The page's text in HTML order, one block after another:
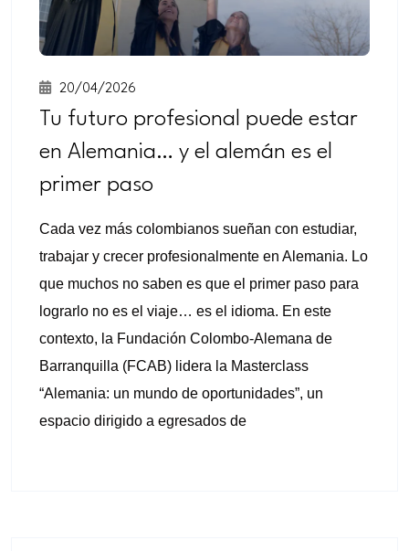
20/04/2026
Tu futuro profesional puede estar
en Alemania… y el alemán es el
primer paso
Cada vez más colombianos sueñan con estudiar,
trabajar y crecer profesionalmente en Alemania. Lo
que muchos no saben es que el primer paso para
lograrlo no es el viaje… es el idioma. En este
contexto, la Fundación Colombo-Alemana de
Barranquilla (FCAB) lidera la Masterclass
“Alemania: un mundo de oportunidades”, un
espacio dirigido a egresados de